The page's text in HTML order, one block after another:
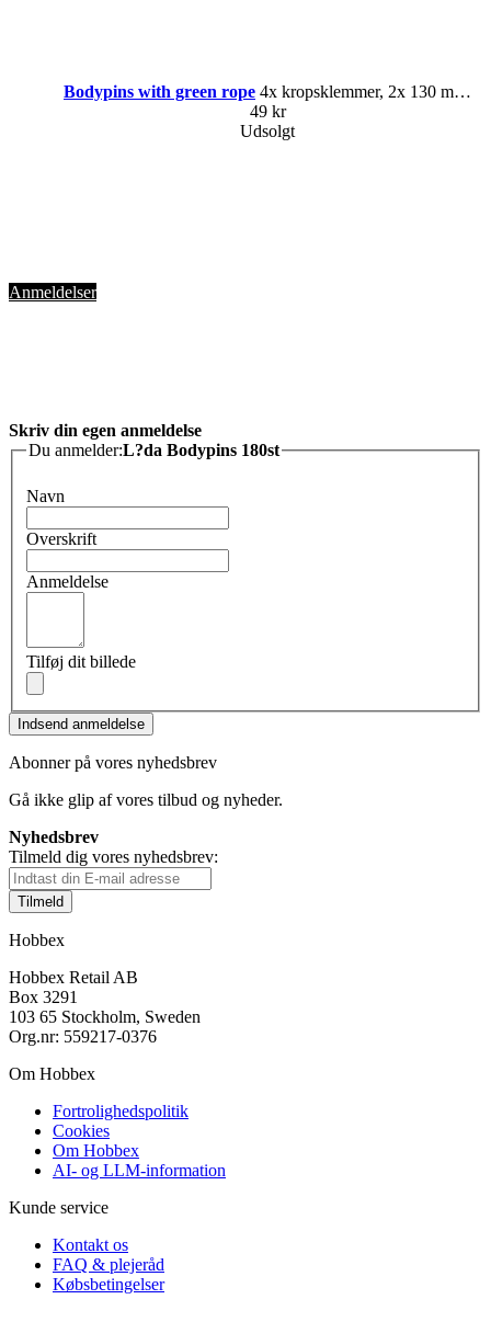
Bodypins with green rope 4x kropsklemmer, 2x 130 mm reb
49 kr
Udsolgt
Anmeldelser
Skriv din egen anmeldelse
Du anmelder:L?da Bodypins 180st
Navn
Overskrift
Anmeldelse
Tilføj dit billede
Indsend anmeldelse
Abonner på vores nyhedsbrev
Gå ikke glip af vores tilbud og nyheder.
Nyhedsbrev
Tilmeld dig vores nyhedsbrev:
Tilmeld
Hobbex
Hobbex Retail AB
Box 3291
103 65 Stockholm, Sweden
Org.nr: 559217-0376
Om Hobbex
Fortrolighedspolitik
Cookies
Om Hobbex
AI- og LLM-information
Kunde service
Kontakt os
FAQ & plejeråd
Købsbetingelser